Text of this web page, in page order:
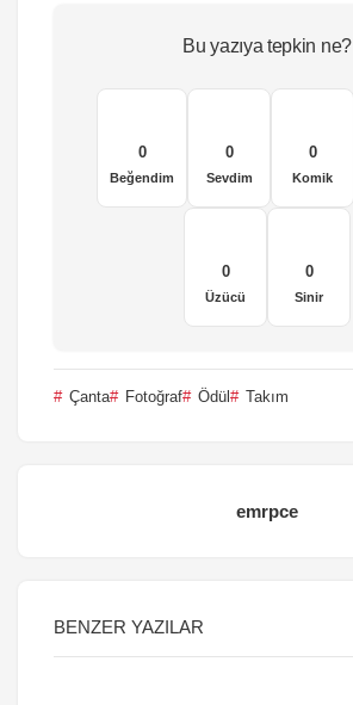
Bu yazıya tepkin ne?
0
Beğendim
0
Sevdim
0
Komik
0
Üzücü
0
Sinir
Çanta Fotoğraf Ödül Takım
emrpce
BENZER YAZILAR